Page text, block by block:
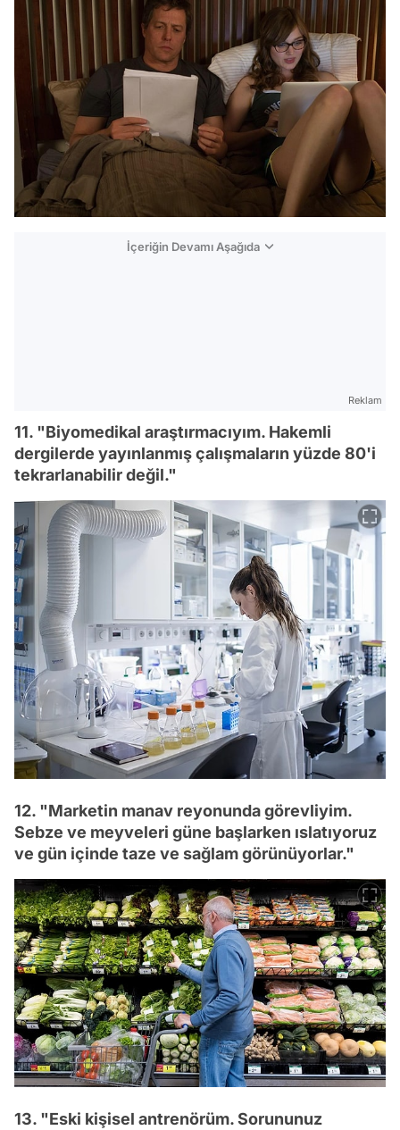
İçeriğin Devamı Aşağıda
Reklam
11. "Biyomedikal araştırmacıyım. Hakemli
dergilerde yayınlanmış çalışmaların yüzde 80'i
tekrarlanabilir değil."
12. "Marketin manav reyonunda görevliyim.
Sebze ve meyveleri güne başlarken ıslatıyoruz
ve gün içinde taze ve sağlam görünüyorlar."
13. "Eski kişisel antrenörüm. Sorununuz